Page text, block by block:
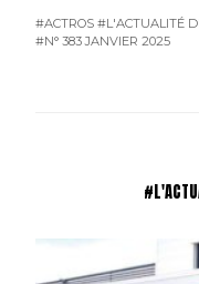
#ACTROS #L'ACTUALITÉ
#N° 383 JANVIER 2025